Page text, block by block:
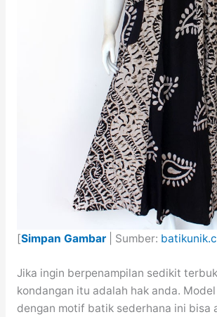
[Simpan Gambar| Sumber:
Jika ingin berpenampilan sedikit
kondangan itu adalah hak anda.
dengan motif batik sederhana ini bisa